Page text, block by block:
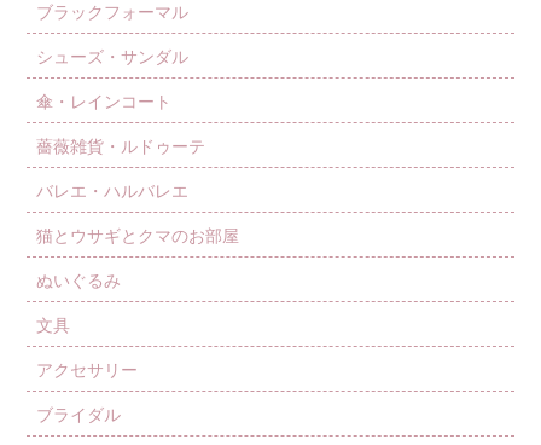
ブラックフォーマル
シューズ・サンダル
傘・レインコート
薔薇雑貨・ルドゥーテ
バレエ・ハルバレエ
猫とウサギとクマのお部屋
ぬいぐるみ
文具
アクセサリー
ブライダル